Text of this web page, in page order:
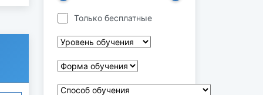
Только бесплатные